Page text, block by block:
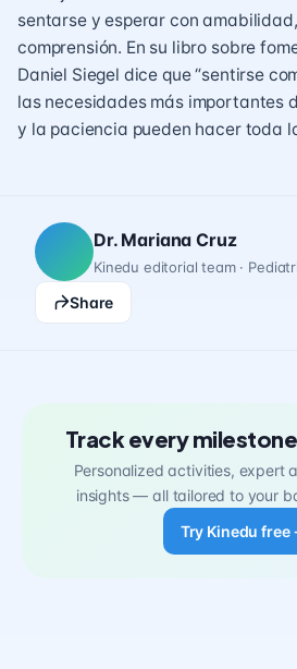
sentarse y esperar con
comprensión. En su libro sobre
Daniel Siegel dice que “sentirse
las necesidades más importantes
y la paciencia pueden hacer toda
Dr. Mariana Cruz
Kinedu editorial team ·
Share
Track every
Personalized activities, expert
insights — all tailored to your
Try Kinedu free